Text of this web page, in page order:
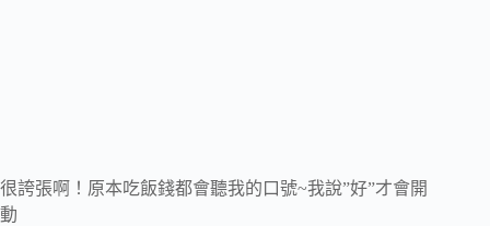
很誇張啊！原本吃飯錢都會聽我的口號~我說”好”才會開
動